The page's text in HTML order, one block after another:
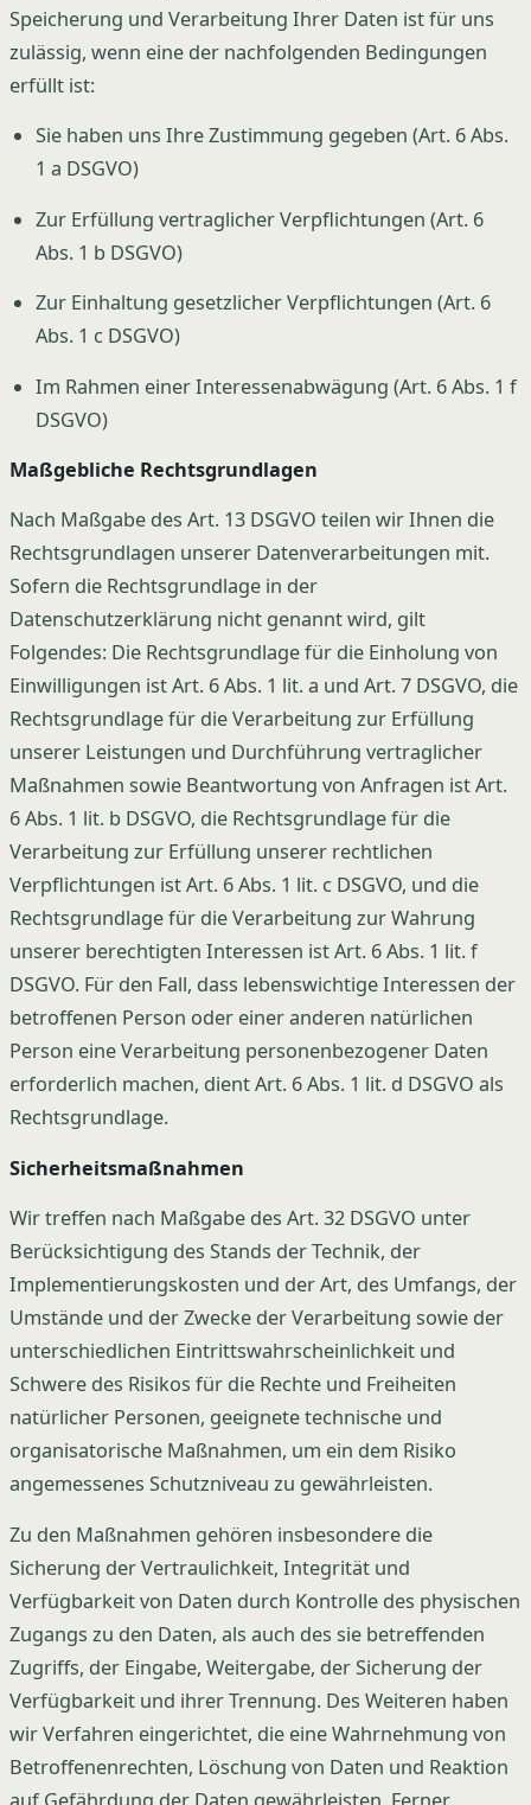
Speicherung und Verarbeitung Ihrer Daten ist für uns
zulässig, wenn eine der nachfolgenden Bedingungen
erfüllt ist:
Sie haben uns Ihre Zustimmung gegeben (Art. 6 Abs.
1 a DSGVO)
Zur Erfüllung vertraglicher Verpflichtungen (Art. 6
Abs. 1 b DSGVO)
Zur Einhaltung gesetzlicher Verpflichtungen (Art. 6
Abs. 1 c DSGVO)
Im Rahmen einer Interessenabwägung (Art. 6 Abs. 1 f
DSGVO)
Maßgebliche Rechtsgrundlagen
Nach Maßgabe des Art. 13 DSGVO teilen wir Ihnen die
Rechtsgrundlagen unserer Datenverarbeitungen mit.
Sofern die Rechtsgrundlage in der
Datenschutzerklärung nicht genannt wird, gilt
Folgendes: Die Rechtsgrundlage für die Einholung von
Einwilligungen ist Art. 6 Abs. 1 lit. a und Art. 7 DSGVO, die
Rechtsgrundlage für die Verarbeitung zur Erfüllung
unserer Leistungen und Durchführung vertraglicher
Maßnahmen sowie Beantwortung von Anfragen ist Art.
6 Abs. 1 lit. b DSGVO, die Rechtsgrundlage für die
Verarbeitung zur Erfüllung unserer rechtlichen
Verpflichtungen ist Art. 6 Abs. 1 lit. c DSGVO, und die
Rechtsgrundlage für die Verarbeitung zur Wahrung
unserer berechtigten Interessen ist Art. 6 Abs. 1 lit. f
DSGVO. Für den Fall, dass lebenswichtige Interessen der
betroffenen Person oder einer anderen natürlichen
Person eine Verarbeitung personenbezogener Daten
erforderlich machen, dient Art. 6 Abs. 1 lit. d DSGVO als
Rechtsgrundlage.
Sicherheitsmaßnahmen
Wir treffen nach Maßgabe des Art. 32 DSGVO unter
Berücksichtigung des Stands der Technik, der
Implementierungskosten und der Art, des Umfangs, der
Umstände und der Zwecke der Verarbeitung sowie der
unterschiedlichen Eintrittswahrscheinlichkeit und
Schwere des Risikos für die Rechte und Freiheiten
natürlicher Personen, geeignete technische und
organisatorische Maßnahmen, um ein dem Risiko
angemessenes Schutzniveau zu gewährleisten.
Zu den Maßnahmen gehören insbesondere die
Sicherung der Vertraulichkeit, Integrität und
Verfügbarkeit von Daten durch Kontrolle des physischen
Zugangs zu den Daten, als auch des sie betreffenden
Zugriffs, der Eingabe, Weitergabe, der Sicherung der
Verfügbarkeit und ihrer Trennung. Des Weiteren haben
wir Verfahren eingerichtet, die eine Wahrnehmung von
Betroffenenrechten, Löschung von Daten und Reaktion
auf Gefährdung der Daten gewährleisten. Ferner